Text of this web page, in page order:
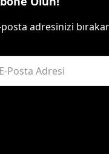
posta adresinizi
E-Posta Adresi